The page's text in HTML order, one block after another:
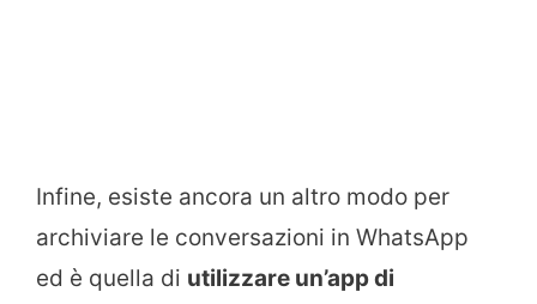
Infine, esiste ancora un altro modo per
archiviare le conversazioni in WhatsApp
ed è quella di utilizzare un’app di